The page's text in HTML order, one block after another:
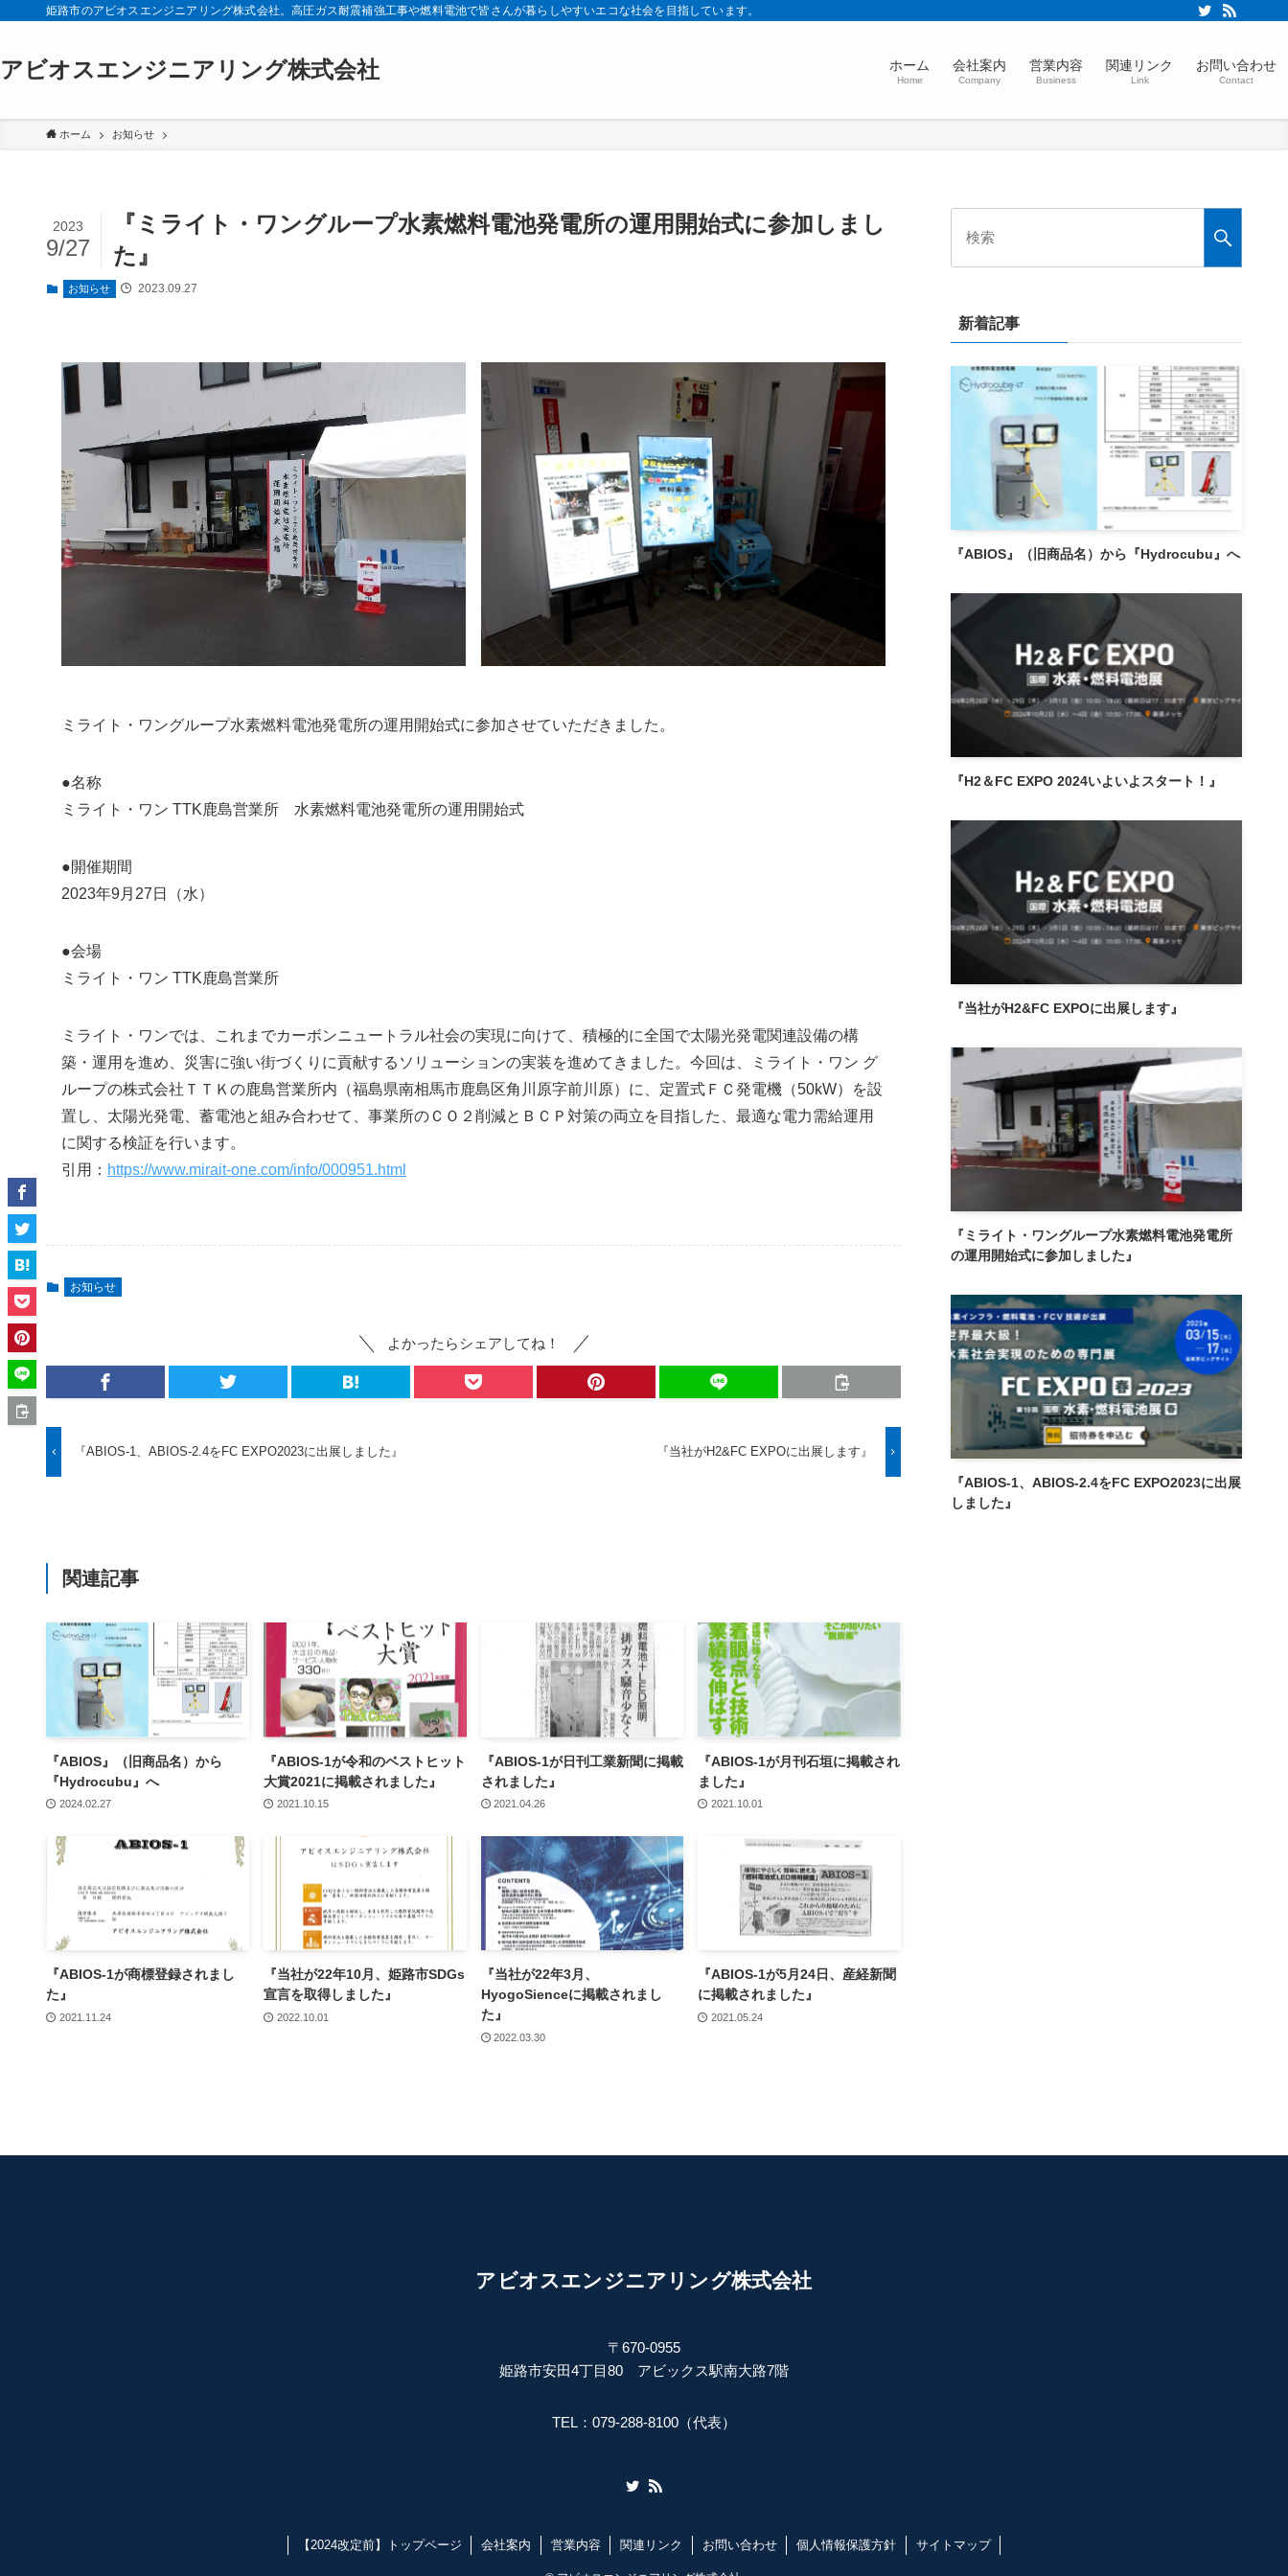
姫路市のアビオスエンジニアリング株式会社。高圧ガス耐震補強工事や燃料電池で皆さんが暮らしやすいエコな社会を目指しています。
アビオスエンジニアリング株式会社 ホーム
Home
会社案内
Company
営業内容
Business
関連リンク
Link
お問い合わせ
Contact
ホーム お知らせ
『ミライト・ワングループ水素燃料電池発電所の運用開始式に参加しまし
た』
2023
9/27
お知らせ 2023.09.27
ミライト・ワングループ水素燃料電池発電所の運用開始式に参加させていただきました。
●名称
ミライト・ワン TTK鹿島営業所 水素燃料電池発電所の運用開始式
●開催期間
2023年9月27日（水）
●会場
ミライト・ワン TTK鹿島営業所
ミライト・ワンでは、これまでカーボンニュートラル社会の実現に向けて、積極的に全国で太陽光発電関連設備の構
築・運用を進め、災害に強い街づくりに貢献するソリューションの実装を進めてきました。今回は、ミライト・ワン グ
ループの株式会社ＴＴＫの鹿島営業所内（福島県南相馬市鹿島区角川原字前川原）に、定置式ＦＣ発電機（50kW）を設
置し、太陽光発電、蓄電池と組み合わせて、事業所のＣＯ２削減とＢＣＰ対策の両立を目指した、最適な電力需給運用
に関する検証を行います。
引用： https://www.mirait-one.com/info/000951.html
お知らせ
よかったらシェアしてね！
『ABIOS-1、ABIOS-2.4をFC EXPO2023に出展しました』 『当社がH2&FC EXPOに出展します』
関連記事
『ABIOS』（旧商品名）から
『Hydrocubu』へ
2024.02.27
『ABIOS-1が令和のベストヒット
大賞2021に掲載されました』
2021.10.15
『ABIOS-1が日刊工業新聞に掲載
されました』
2021.04.26
『ABIOS-1が月刊石垣に掲載され
ました』
2021.10.01
『ABIOS-1が商標登録されまし
た』
2021.11.24
『当社が22年10月、姫路市SDGs
宣言を取得しました』
2022.10.01
『当社が22年3月、
HyogoSienceに掲載されまし
た』
2022.03.30
『ABIOS-1が5月24日、産経新聞
に掲載されました』
2021.05.24
新着記事
『ABIOS』（旧商品名）から『Hydrocubu』へ
『H2＆FC EXPO 2024いよいよスタート！』
『当社がH2&FC EXPOに出展します』
『ミライト・ワングループ水素燃料電池発電所
の運用開始式に参加しました』
『ABIOS-1、ABIOS-2.4をFC EXPO2023に出展
しました』
アビオスエンジニアリング株式会社
〒670-0955
姫路市安田4丁目80 アビックス駅南大路7階
TEL：079-288-8100（代表）
【2024改定前】トップページ 会社案内 営業内容 関連リンク お問い合わせ 個人情報保護方針 サイトマップ